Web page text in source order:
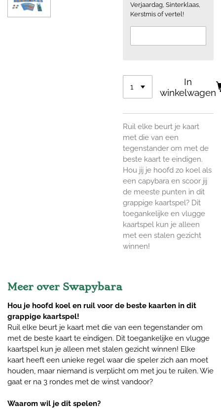
Verjaardag, Sinterklaas,
Kerstmis of vertel!
In
winkelwagen
Ruil elke beurt je kaart
met die van een
tegenstander om met de
beste kaart te eindigen.
Hou jij je hoofd zo koel als
een capybara en scoor jij
de meeste punten in dit
grappige kaartspel? Dit
toegankelijke en vlugge
kaartspel kun je alleen
met een stalen gezicht
winnen!
Meer over Swapybara
Hou je hoofd koel en ruil voor de beste kaarten in dit
grappige kaartspel!
Ruil elke beurt je kaart met die van een tegenstander om
met de beste kaart te eindigen. Dit toegankelijke en vlugge
kaartspel kun je alleen met stalen gezicht winnen! Elke
kaart heeft een unieke regel waar die speler zich aan moet
houden, maar niemand is verplicht om met jou te ruilen. Wie
gaat er na 3 rondes met de winst vandoor?
Waarom wil je dit spelen?